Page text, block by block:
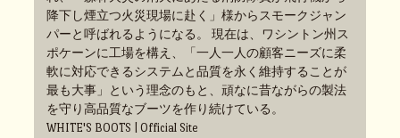
降下し煙立つ火災現場に赴く」様からスモークジャン
パーと呼ばれるようになる。 現在は、ワシントン州ス
ポケーンに工場を構え、「一人一人の顧客ニーズに柔
軟に対応できるシステムと品質を永く維持することが
最も大事」という理念のもと、頑なに昔ながらの製法
を守り高品質なブーツを作り続けている。
WHITE'S BOOTS | Official Site